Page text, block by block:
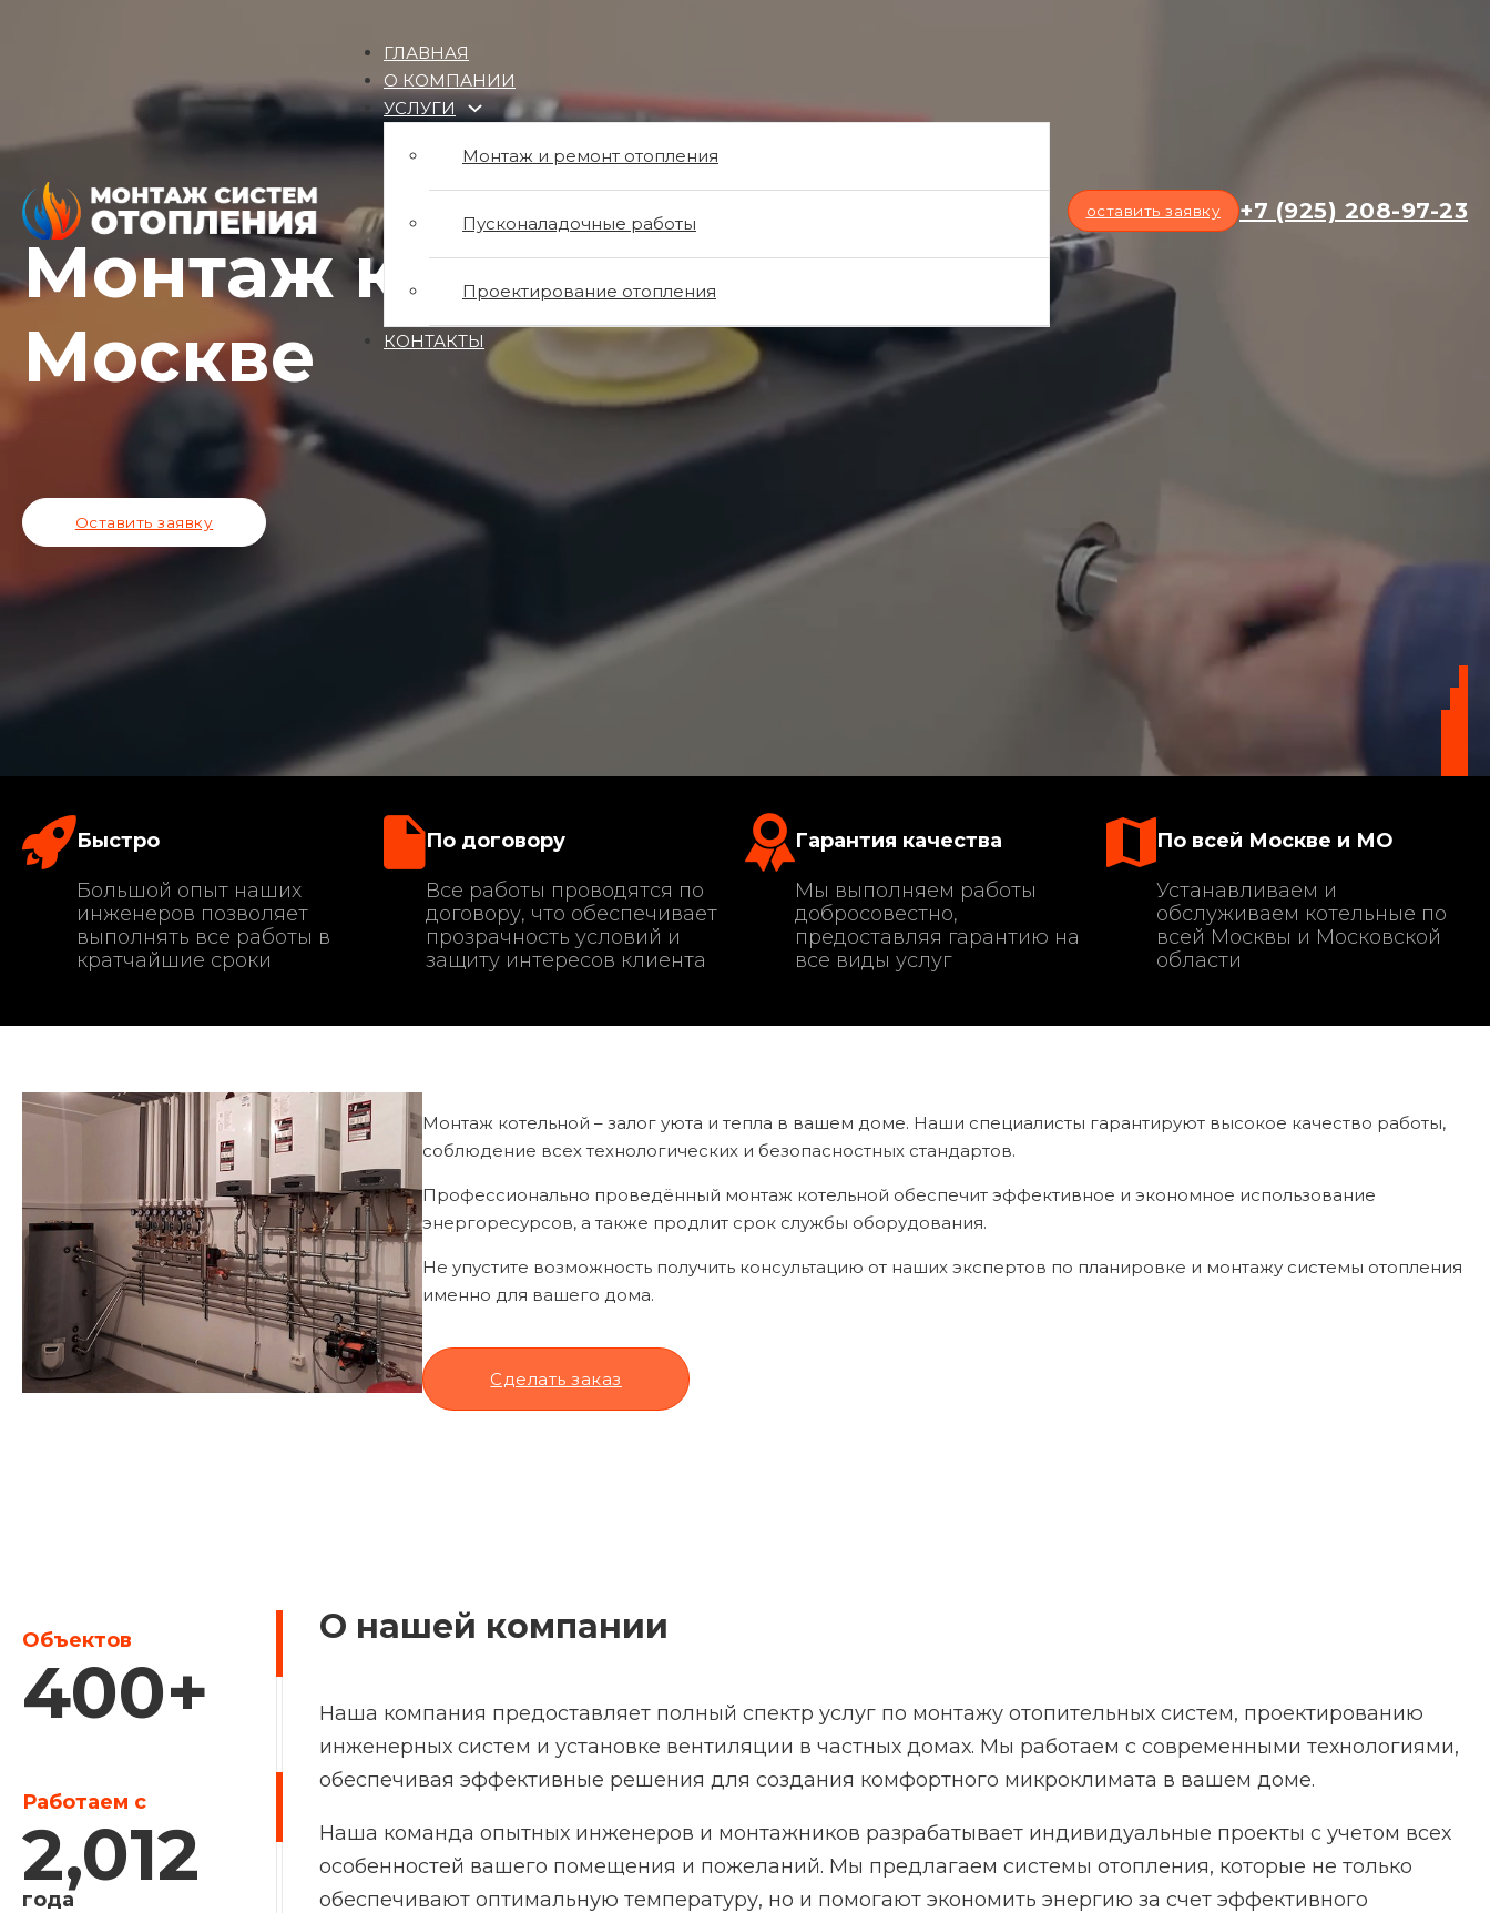
ГЛАВНАЯ
О КОМПАНИИ
УСЛУГИ
Монтаж и ремонт отопления
Пусконаладочные работы
Проектирование отопления
КОНТАКТЫ
оставить заявку +7 (925) 208-97-23
Монтаж котельной в
Москве
Оставить заявку
Быстро
Большой опыт наших
инженеров позволяет
выполнять все работы в
кратчайшие сроки
По договору
Все работы проводятся по
договору, что обеспечивает
прозрачность условий и
защиту интересов клиента
Гарантия качества
Мы выполняем работы
добросовестно,
предоставляя гарантию на
все виды услуг
По всей Москве и МО
Устанавливаем и
обслуживаем котельные по
всей Москвы и Московской
области
Монтаж котельной – залог уюта и тепла в вашем доме. Наши специалисты гарантируют высокое качество работы,
соблюдение всех технологических и безопасностных стандартов.
Профессионально проведённый монтаж котельной обеспечит эффективное и экономное использование
энергоресурсов, а также продлит срок службы оборудования.
Не упустите возможность получить консультацию от наших экспертов по планировке и монтажу системы отопления
именно для вашего дома.
Сделать заказ
Объектов
400+
Работаем с
2,012
года
О нашей компании
Наша компания предоставляет полный спектр услуг по монтажу отопительных систем, проектированию
инженерных систем и установке вентиляции в частных домах. Мы работаем с современными технологиями,
обеспечивая эффективные решения для создания комфортного микроклимата в вашем доме.
Наша команда опытных инженеров и монтажников разрабатывает индивидуальные проекты с учетом всех
особенностей вашего помещения и пожеланий. Мы предлагаем системы отопления, которые не только
обеспечивают оптимальную температуру, но и помогают экономить энергию за счет эффективного